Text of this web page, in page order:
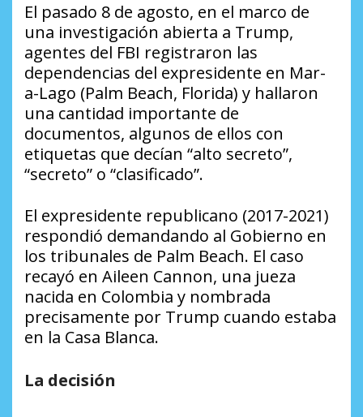
El pasado 8 de agosto, en el marco de
una investigación abierta a Trump,
agentes del FBI registraron las
dependencias del expresidente en Mar-
a-Lago (Palm Beach, Florida) y hallaron
una cantidad importante de
documentos, algunos de ellos con
etiquetas que decían “alto secreto”,
“secreto” o “clasificado”.
El expresidente republicano (2017-2021)
respondió demandando al Gobierno en
los tribunales de Palm Beach. El caso
recayó en Aileen Cannon, una jueza
nacida en Colombia y nombrada
precisamente por Trump cuando estaba
en la Casa Blanca.
La decisión